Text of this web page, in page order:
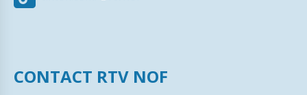
CONTACT RTV NOF